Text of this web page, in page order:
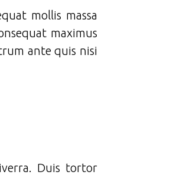
mollis massa
maximus
ante quis nisi
Duis tortor